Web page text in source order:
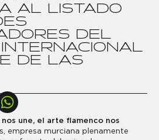
A A L L I S TA DO
ES
DORES DEL
I N TERN A CI ON A L
E DE L A S
nos une, el arte flamenco nos
empresa murciana plenamente